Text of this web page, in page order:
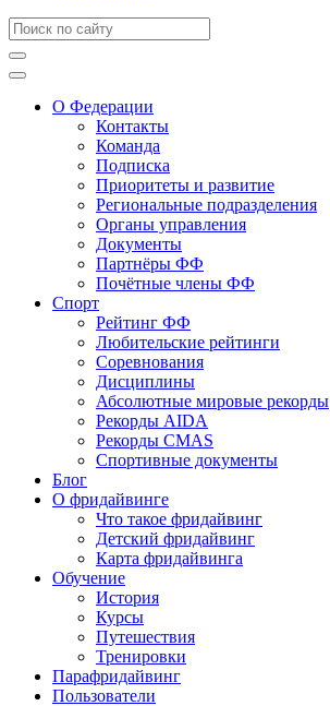
О Федерации
Контакты
Команда
Подписка
Приоритеты и развитие
Региональные подразделения
Органы управления
Документы
Партнёры ФФ
Почётные члены ФФ
Спорт
Рейтинг ФФ
Любительские рейтинги
Соревнования
Дисциплины
Абсолютные мировые рекорды
Рекорды AIDA
Рекорды CMAS
Спортивные документы
Блог
О фридайвинге
Что такое фридайвинг
Детский фридайвинг
Карта фридайвинга
Обучение
История
Курсы
Путешествия
Тренировки
Парафридайвинг
Пользователи